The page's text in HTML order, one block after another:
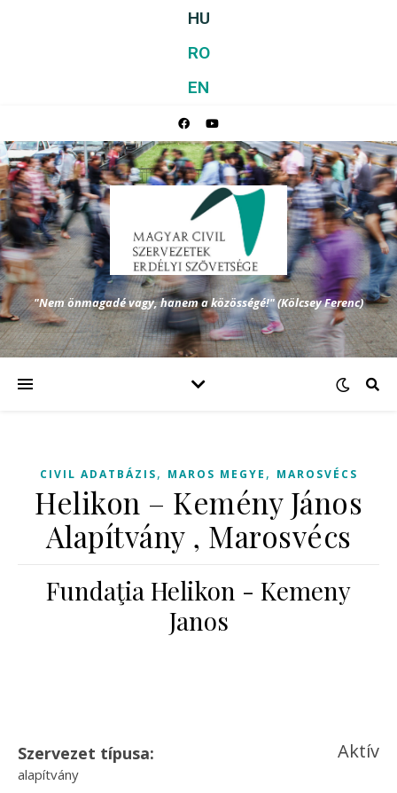
HU
RO
EN
"Nem önmagadé vagy, hanem a közösségé!" (Kölcsey Ferenc)
CIVIL ADATBÁZIS, MAROS MEGYE , MAROSVÉCS
Helikon – Kemény János
Alapítvány , Marosvécs
Fundaţia Helikon - Kemeny
Janos
Szervezet típusa:
alapítvány
Aktív